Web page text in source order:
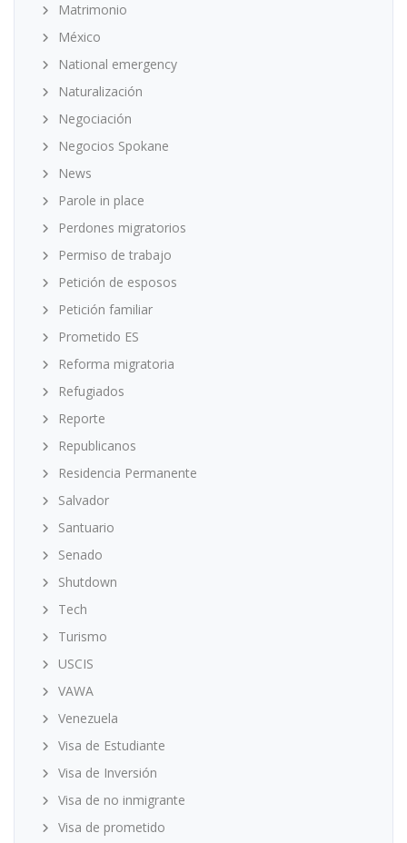
Matrimonio
México
National emergency
Naturalización
Negociación
Negocios Spokane
News
Parole in place
Perdones migratorios
Permiso de trabajo
Petición de esposos
Petición familiar
Prometido ES
Reforma migratoria
Refugiados
Reporte
Republicanos
Residencia Permanente
Salvador
Santuario
Senado
Shutdown
Tech
Turismo
USCIS
VAWA
Venezuela
Visa de Estudiante
Visa de Inversión
Visa de no inmigrante
Visa de prometido